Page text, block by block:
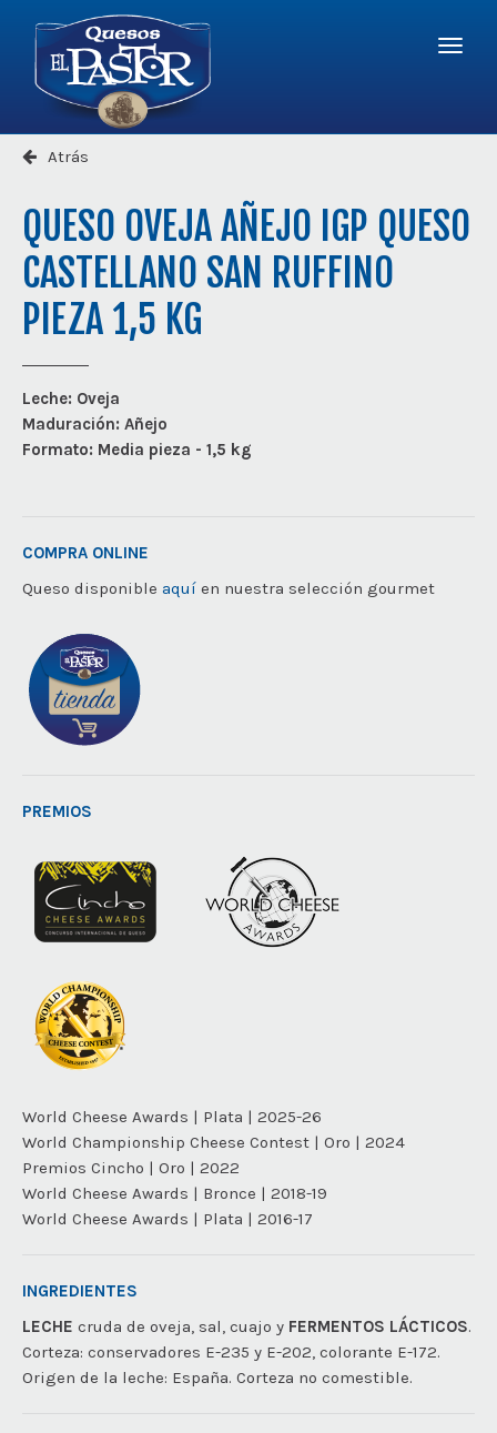
Pastor
Menú
Atrás
QUESO OVEJA AÑEJO IGP QUESO
CASTELLANO SAN RUFFINO
PIEZA 1,5 KG
Leche: Oveja
Maduración: Añejo
Formato: Media pieza - 1,5 kg
COMPRA ONLINE
Queso disponible aquí en nuestra selección gourmet
PREMIOS
World Cheese Awards | Plata | 2025-26
World Championship Cheese Contest | Oro | 2024
Premios Cincho | Oro | 2022
World Cheese Awards | Bronce | 2018-19
World Cheese Awards | Plata | 2016-17
INGREDIENTES
LECHE cruda de oveja, sal, cuajo y FERMENTOS LÁCTICOS.
Corteza: conservadores E-235 y E-202, colorante E-172.
Origen de la leche: España. Corteza no comestible.